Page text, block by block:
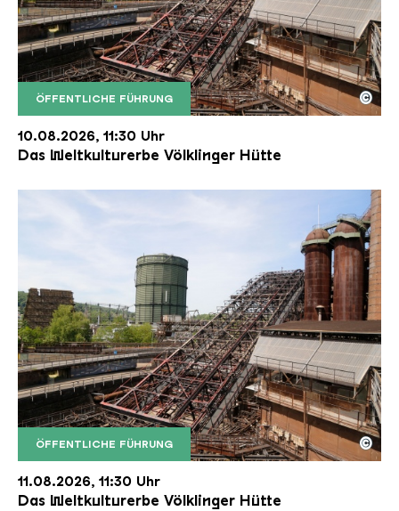
ÖFFENTLICHE FÜHRUNG
Der Erzschrägaufzug der Völklinger Hütte mit
Copyright: Weltkulturerbe Völklinger Hütte | Karl
©
10.08.2026, 11:30 Uhr
Das Weltkulturerbe Völklinger Hütte
ÖFFENTLICHE FÜHRUNG
Der Erzschrägaufzug der Völklinger Hütte mit
Copyright: Weltkulturerbe Völklinger Hütte | Karl
©
11.08.2026, 11:30 Uhr
Das Weltkulturerbe Völklinger Hütte